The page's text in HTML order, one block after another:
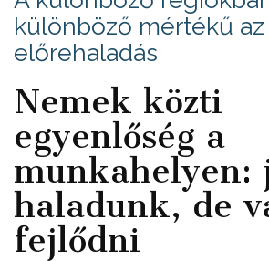
különböző mértékű az
előrehaladás
Nemek közti
egyenlőség a
munkahelyen:
haladunk, de
fejlődni